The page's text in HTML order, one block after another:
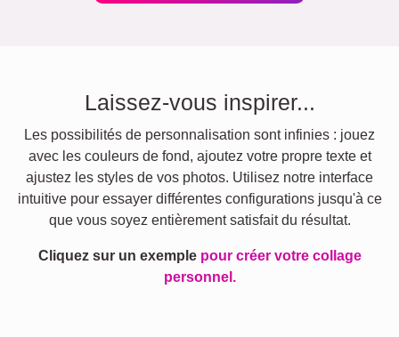
Laissez-vous inspirer...
Les possibilités de personnalisation sont infinies : jouez
avec les couleurs de fond, ajoutez votre propre texte et
ajustez les styles de vos photos. Utilisez notre interface
intuitive pour essayer différentes configurations jusqu'à ce
que vous soyez entièrement satisfait du résultat.
Cliquez sur un exemple pour créer votre collage
personnel.